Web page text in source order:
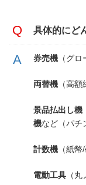
具体的にど
券売機 （グ
両替機 （高
景品払出し機
機など（パチ
計数機 （紙
電動工具 （